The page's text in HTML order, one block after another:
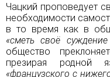
Чацкий проповедует
необходимости
в то время как в
«сметь своë
общество
презирая родной
«французского с